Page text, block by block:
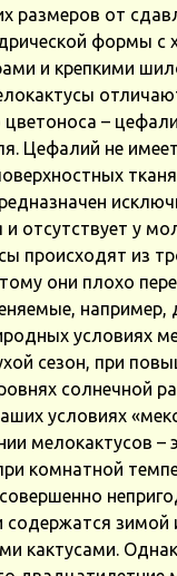
размеров от
формы
и крепкими
–
Цефалий не
отсутствует у
происходят из
они плохо
например,
условиях
сезон, при
солнечной
условиях
мелокактусов –
комнатной
содержатся
кактусами.